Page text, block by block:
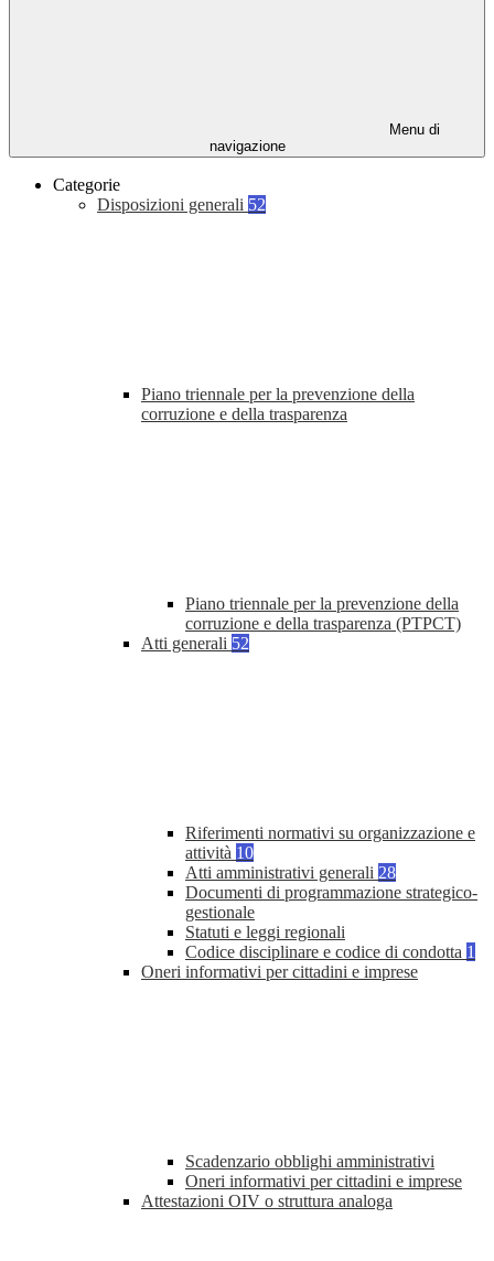
Menu di
navigazione
Categorie
Disposizioni generali 52
Piano triennale per la prevenzione della
corruzione e della trasparenza
Piano triennale per la prevenzione della
corruzione e della trasparenza (PTPCT)
Atti generali 52
Riferimenti normativi su organizzazione e
attività 10
Atti amministrativi generali 28
Documenti di programmazione strategico-
gestionale
Statuti e leggi regionali
Codice disciplinare e codice di condotta 1
Oneri informativi per cittadini e imprese
Scadenzario obblighi amministrativi
Oneri informativi per cittadini e imprese
Attestazioni OIV o struttura analoga